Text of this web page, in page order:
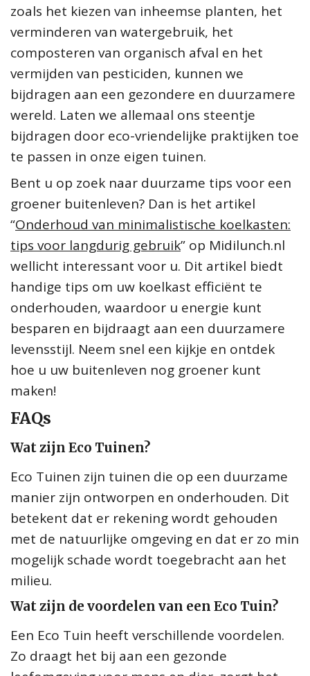
zoals het kiezen van inheemse planten, het
verminderen van watergebruik, het
composteren van organisch afval en het
vermijden van pesticiden, kunnen we
bijdragen aan een gezondere en duurzamere
wereld. Laten we allemaal ons steentje
bijdragen door eco-vriendelijke praktijken toe
te passen in onze eigen tuinen.
Bent u op zoek naar duurzame tips voor een
groener buitenleven? Dan is het artikel
“Onderhoud van minimalistische koelkasten:
tips voor langdurig gebruik” op Midilunch.nl
wellicht interessant voor u. Dit artikel biedt
handige tips om uw koelkast efficiënt te
onderhouden, waardoor u energie kunt
besparen en bijdraagt aan een duurzamere
levensstijl. Neem snel een kijkje en ontdek
hoe u uw buitenleven nog groener kunt
maken!
FAQs
Wat zijn Eco Tuinen?
Eco Tuinen zijn tuinen die op een duurzame
manier zijn ontworpen en onderhouden. Dit
betekent dat er rekening wordt gehouden
met de natuurlijke omgeving en dat er zo min
mogelijk schade wordt toegebracht aan het
milieu.
Wat zijn de voordelen van een Eco Tuin?
Een Eco Tuin heeft verschillende voordelen.
Zo draagt het bij aan een gezonde